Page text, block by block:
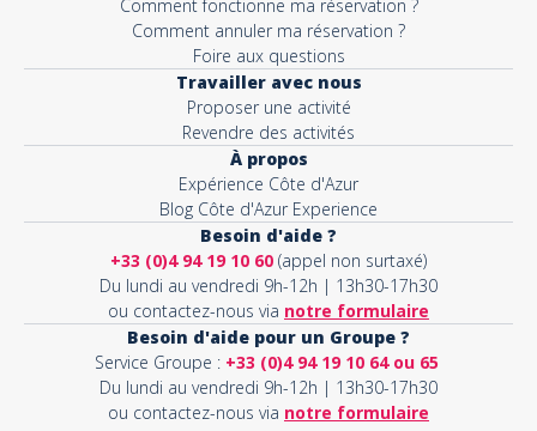
Comment fonctionne ma réservation ?
Comment annuler ma réservation ?
Foire aux questions
Travailler avec nous
Proposer une activité
Revendre des activités
À propos
Expérience Côte d'Azur
Blog Côte d'Azur Experience
Besoin d'aide ?
+33 (0)4 94 19 10 60 (appel non surtaxé)
Du lundi au vendredi 9h-12h | 13h30-17h30
ou contactez-nous via notre formulaire
Besoin d'aide pour un Groupe ?
Service Groupe : +33 (0)4 94 19 10 64 ou 65
Du lundi au vendredi 9h-12h | 13h30-17h30
ou contactez-nous via notre formulaire